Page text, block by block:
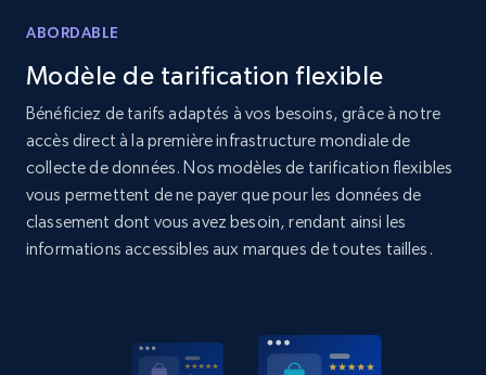
Title, Seller name, Brand, Description, Initial
more.
2.1K+ 375+ Commencer
Amazon products global dataset - Collects
price, Currency, Availability, Reviews count, and
ABORDABLE
Modèle de tarification flexible
Bénéficiez de tarifs adaptés à vos besoins, grâce à notre
accès direct à la première infrastructure mondiale de
collecte de données. Nos modèles de tarification flexibles
vous permettent de ne payer que pour les données de
classement dont vous avez besoin, rendant ainsi les
informations accessibles aux marques de toutes tailles.